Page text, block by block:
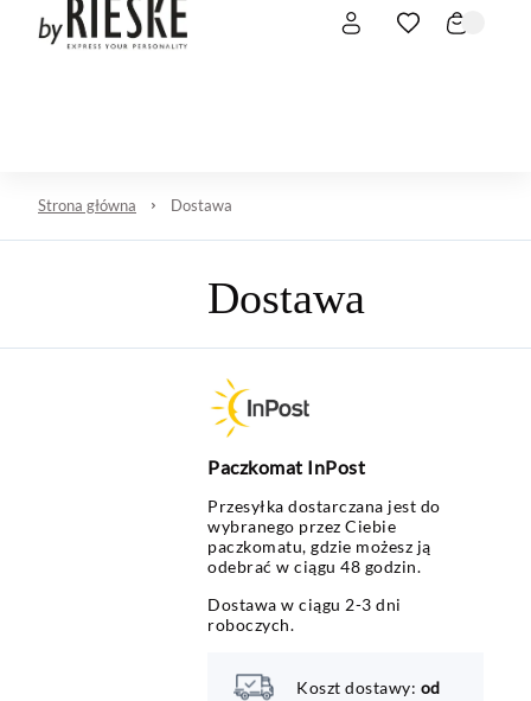
Strona główna Dostawa
Dostawa
Paczkomat InPost
Przesyłka dostarczana jest do
wybranego przez Ciebie
paczkomatu, gdzie możesz ją
odebrać w ciągu 48 godzin.
Dostawa w ciągu 2-3 dni
roboczych.
Koszt dostawy: od